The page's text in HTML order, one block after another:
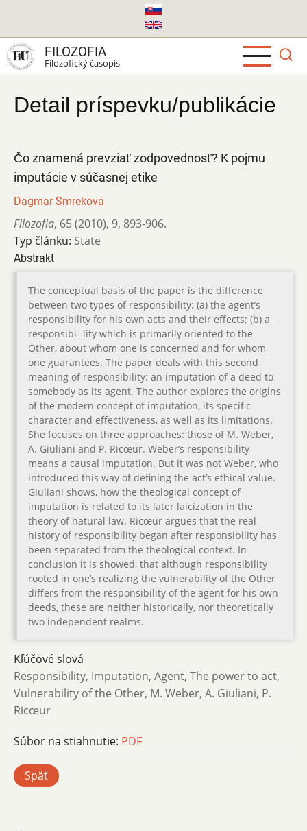
hlavný
obsah
FILOZOFIA
Filozofický časopis
Detail príspevku/publikácie
Čo znamená prevziať zodpovednosť? K pojmu
imputácie v súčasnej etike
Dagmar Smreková
Filozofia, 65 (2010), 9, 893-906.
Typ článku: State
Abstrakt
The conceptual basis of the paper is the difference
between two types of responsibility: (a) the agent’s
responsibility for his own acts and their effects; (b) a
responsibi- lity which is primarily oriented to the
Other, about whom one is concerned and for whom
one guarantees. The paper deals with this second
meaning of responsibility: an imputation of a deed to
somebody as its agent. The author explores the origins
of the modern concept of imputation, its specific
character and effectiveness, as well as its limitations.
She focuses on three approaches: those of M. Weber,
A. Giuliani and P. Ricœur. Weber’s responsibility
means a causal imputation. But it was not Weber, who
introduced this way of defining the act’s ethical value.
Giuliani shows, how the theological concept of
imputation is related to its later laicization in the
theory of natural law. Ricœur argues that the real
history of responsibility began after responsibility has
been separated from the theological context. In
conclusion it is showed, that although responsibility
rooted in one’s realizing the vulnerability of the Other
differs from the responsibility of the agent for his own
deeds, these are neither historically, nor theoretically
two independent realms.
Kľúčové slová
Responsibility, Imputation, Agent, The power to act,
Vulnerability of the Other, M. Weber, A. Giuliani, P.
Ricœur
Súbor na stiahnutie: PDF
Späť